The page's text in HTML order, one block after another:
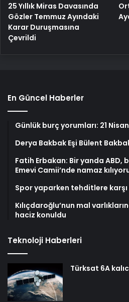
25 Yıllık Miras Davasında
Gözler Temmuz Ayındaki
Karar Duruşmasına
Çevrildi
En Güncel Haberler
Günlük burç yorumları: 21
Derya Bakbak Eşi Bülent
Fatih Erbakan: Bir yanda ABD,
Emevi Camii’nde namaz
Spor yaparken tehditlere karşı
Kılıçdaroğlu’nun mal
haciz konuldu
Teknoloji Haberleri
Türksat 6A